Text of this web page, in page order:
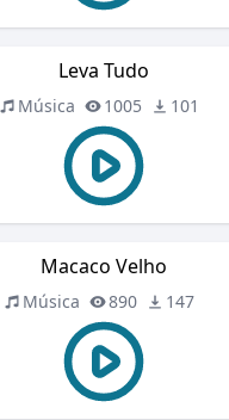
Leva Tudo
Música 1005 101
Macaco Velho
Música 890 147